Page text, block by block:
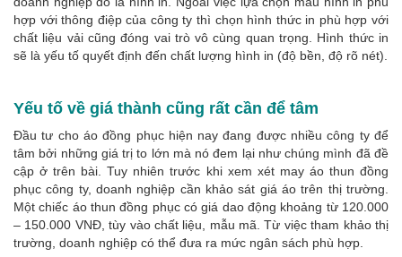
hợp với thông điệp của công ty thì chọn hình thức in phù hợp với
chất liệu vải cũng đóng vai trò vô cùng quan trọng. Hình thức in
sẽ là yếu tố quyết định đến chất lượng hình in (độ bền, độ rõ nét).
Yếu tố về giá thành cũng rất cần để tâm
Đầu tư cho áo đồng phục hiện nay đang được nhiều công ty để
tâm bởi những giá trị to lớn mà nó đem lại như chúng mình đã đề
cập ở trên bài. Tuy nhiên trước khi xem xét may áo thun đồng
phục công ty, doanh nghiệp cần khảo sát giá áo trên thị trường.
Một chiếc áo thun đồng phục có giá dao động khoảng từ 120.000
– 150.000 VNĐ, tùy vào chất liệu, mẫu mã. Từ việc tham khảo thị
trường, doanh nghiệp có thể đưa ra mức ngân sách phù hợp.